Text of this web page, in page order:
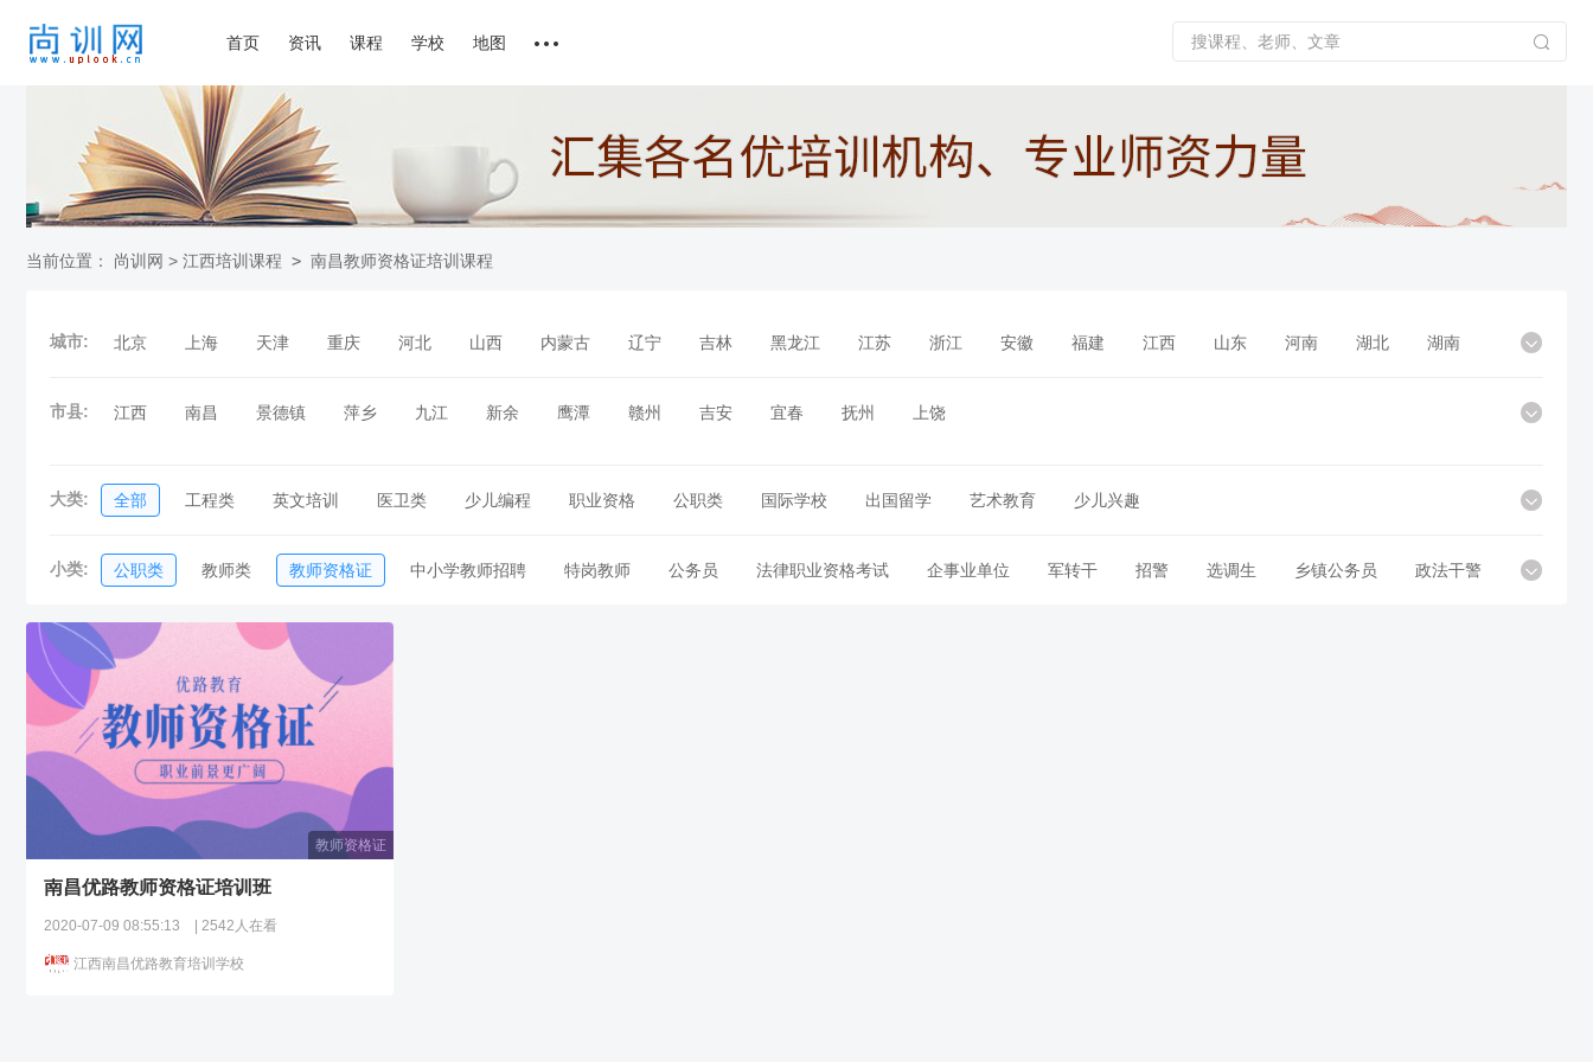
首页 资讯 课程 学校 地图
最新课程
最新学校
当前位置： 尚训网 > 江西培训课程 > 南昌教师资格证培训课程
城市: 北京 上海 天津 重庆 河北 山西 内蒙古 辽宁 吉林 黑龙江 江苏 浙江 安徽 福建 江西 山东 河南 湖北 湖南
市县:
江西 南昌 景德镇 萍乡 九江 新余 鹰潭 赣州 吉安 宜春 抚州 上饶
大类: 全部 工程类 英文培训 医卫类 少儿编程 职业资格 公职类 国际学校 出国留学 艺术教育 少儿兴趣
小类: 公职类 教师类 教师资格证 中小学教师招聘 特岗教师 公务员 法律职业资格考试 企事业单位 军转干 招警 选调生 乡镇公务员 政法干警
教师资格证
南昌优路教师资格证培训班
2020-07-09 08:55:13 | 2542人在看
江西南昌优路教育培训学校